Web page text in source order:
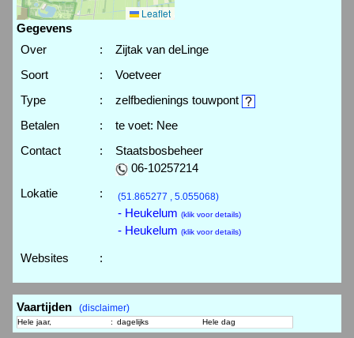
Leaflet
Gegevens
Over
:
Zijtak van deLinge
Soort
:
Voetveer
Type
:
zelfbedienings touwpont
Betalen
:
te voet: Nee
Contact
:
Staatsbosbeheer
06-10257214
Lokatie
: (51.865277 , 5.055068)
- Heukelum (klik voor details)
- Heukelum (klik voor details)
Websites :
Vaartijden (disclaimer)
Hele jaar, : dagelijks Hele dag